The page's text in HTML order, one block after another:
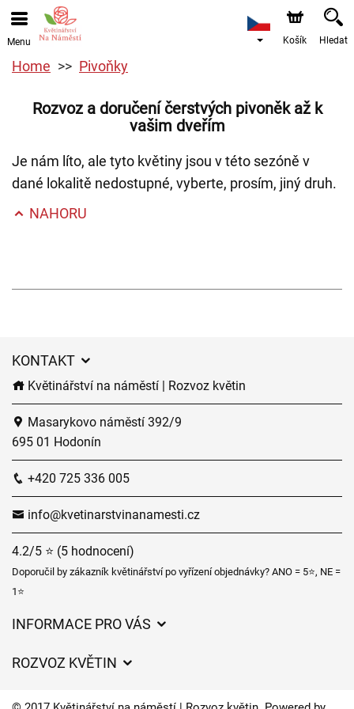
Menu Košík Hledat
Home Pivoňky
Rozvoz a doručení čerstvých pivoněk až k
vašim dveřím
Je nám líto, ale tyto květiny jsou v této sezóně v
dané lokalitě nedostupné, vyberte, prosím, jiný druh.
NAHORU
KONTAKT
Květinářství na náměstí | Rozvoz květin
Masarykovo náměstí 392/9
695 01 Hodonín
+420 725 336 005
info@kvetinarstvinanamesti.cz
4.2/5 ⭐ (5 hodnocení)
Doporučil by zákazník květinářství po vyřízení objednávky? ANO = 5⭐, NE =
1⭐
INFORMACE PRO VÁS
Často kladené dotazy
ROZVOZ KVĚTIN